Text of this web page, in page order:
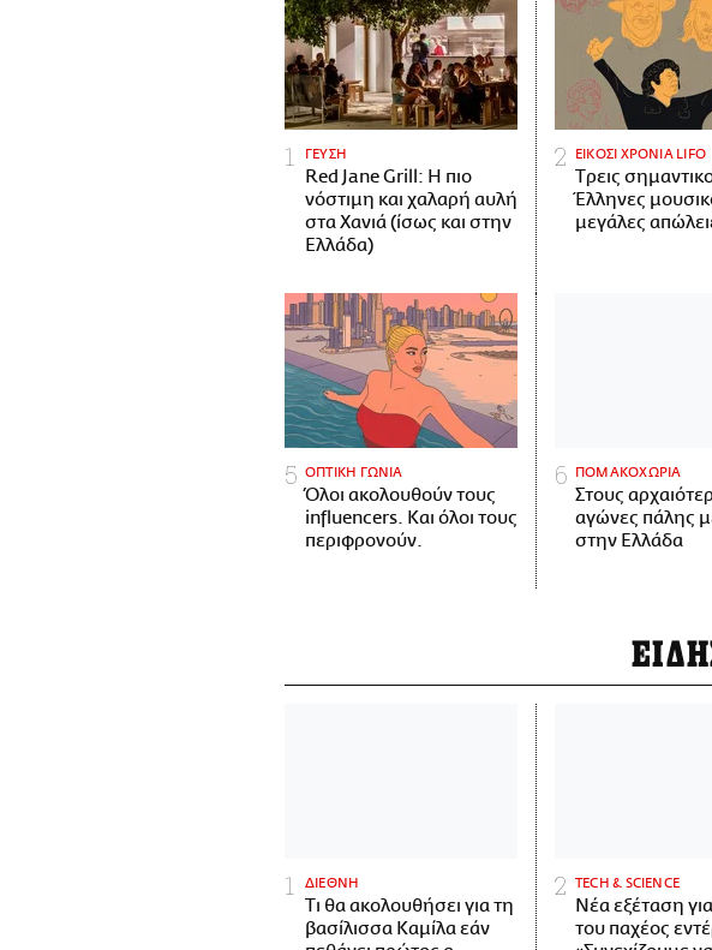
ΓΕΥΣΗ
Red Jane Grill: Η πιο
νόστιμη και χαλαρή αυλή
στα Χανιά (ίσως και στην
Ελλάδα)
ΕΙΚΟΣΙ ΧΡΟΝΙΑ LIFO
Tρεις
Έλληνες
μεγάλες
ΟΠΤΙΚΗ ΓΩΝΙΑ
Όλοι ακολουθούν τους
influencers. Και όλοι τους
περιφρονούν.
ΠΟΜΑΚΟΧΩΡΙΑ
Στους
αγώνες πάλης
στην Ελλάδα
ΔΙΕΘΝΗ
Τι θα ακολουθήσει για τη
βασίλισσα Καμίλα εάν
ΤECH & SCIENCE
Νέα εξέταση
του παχέος